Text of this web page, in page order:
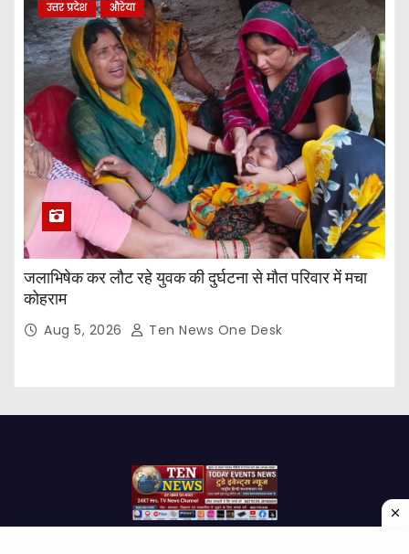
उत्तर प्रदेश औरेया
जलाभिषेक कर लौट रहे युवक की दुर्घटना से मौत परिवार में मचा
कोहराम
Aug 5, 2026 Ten News One Desk